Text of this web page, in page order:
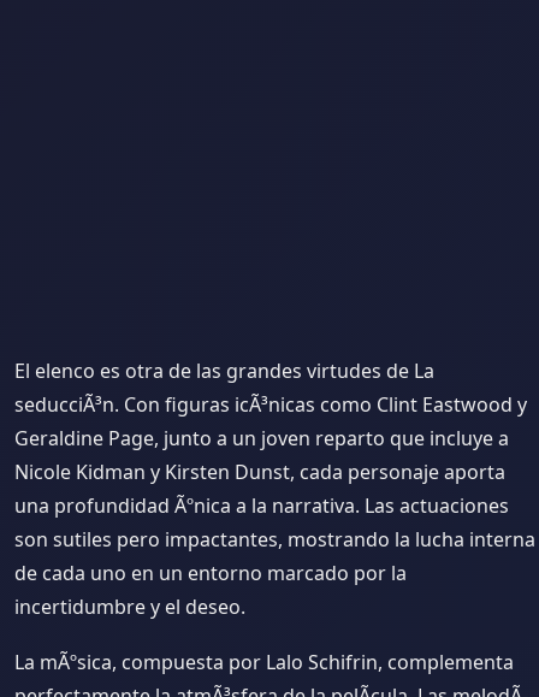
El elenco es otra de las grandes virtudes de La
seducciÃ³n. Con figuras icÃ³nicas como Clint Eastwood y
Geraldine Page, junto a un joven reparto que incluye a
Nicole Kidman y Kirsten Dunst, cada personaje aporta
una profundidad Ãºnica a la narrativa. Las actuaciones
son sutiles pero impactantes, mostrando la lucha interna
de cada uno en un entorno marcado por la
incertidumbre y el deseo.
La mÃºsica, compuesta por Lalo Schifrin, complementa